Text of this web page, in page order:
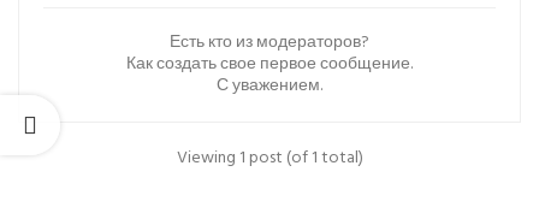
Есть кто из модераторов?
Как создать свое первое сообщение.
С уважением.
Viewing 1 post (of 1 total)